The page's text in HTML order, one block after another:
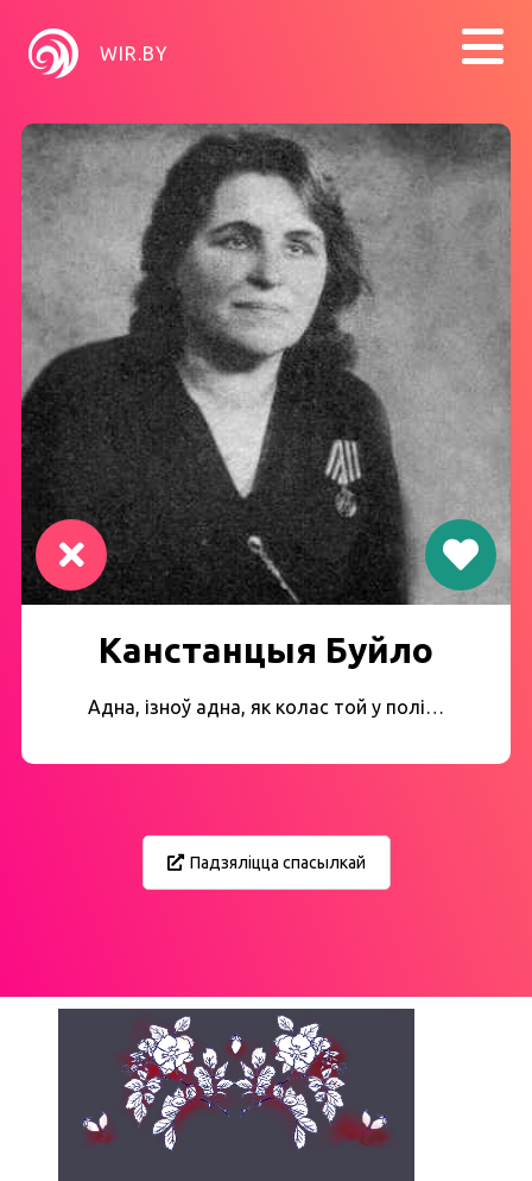
WIR.BY
Канстанцыя Буйло
Адна, ізноў адна, як колас той у полі…
Падзяліцца спасылкай